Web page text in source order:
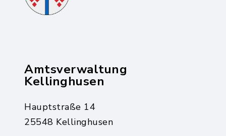
Amtsverwaltung
Kellinghusen
Hauptstraße 14
25548 Kellinghusen